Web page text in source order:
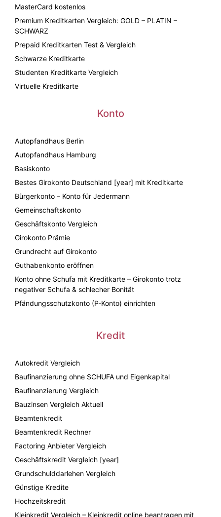
MasterCard kostenlos
Premium Kreditkarten Vergleich: GOLD – PLATIN –
SCHWARZ
Prepaid Kreditkarten Test & Vergleich
Schwarze Kreditkarte
Studenten Kreditkarte Vergleich
Virtuelle Kreditkarte
Konto
Autopfandhaus Berlin
Autopfandhaus Hamburg
Basiskonto
Bestes Girokonto Deutschland [year] mit Kreditkarte
Bürgerkonto – Konto für Jedermann
Gemeinschaftskonto
Geschäftskonto Vergleich
Girokonto Prämie
Grundrecht auf Girokonto
Guthabenkonto eröffnen
Konto ohne Schufa mit Kreditkarte – Girokonto trotz
negativer Schufa & schlecher Bonität
Pfändungsschutzkonto (P-Konto) einrichten
Kredit
Autokredit Vergleich
Baufinanzierung ohne SCHUFA und Eigenkapital
Baufinanzierung Vergleich
Bauzinsen Vergleich Aktuell
Beamtenkredit
Beamtenkredit Rechner
Factoring Anbieter Vergleich
Geschäftskredit Vergleich [year]
Grundschulddarlehen Vergleich
Günstige Kredite
Hochzeitskredit
Kleinkredit Vergleich – Kleinkredit online beantragen mit